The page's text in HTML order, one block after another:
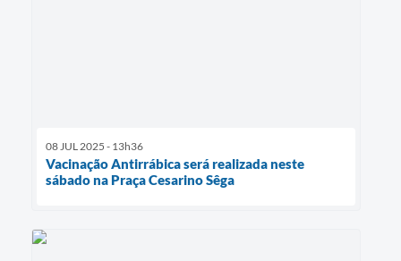
08 JUL 2025 - 13h36
Vacinação Antirrábica será realizada neste
sábado na Praça Cesarino Sêga